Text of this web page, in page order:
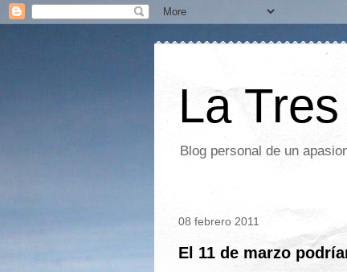
La
Blog personal de un
08 febrero 2011
El 11 de marzo